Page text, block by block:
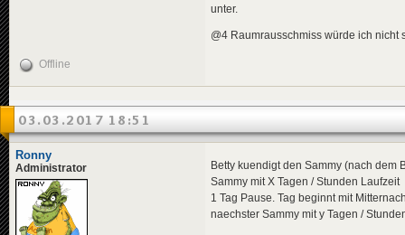
unter.
@4 Raumrausschmiss würde ich
Offline
03.03.2017 18:51
Ronny
Administrator
Betty kuendigt den Sammy (nach dem
Sammy mit X Tagen / Stunden Laufzeit
1 Tag Pause. Tag beginnt mit
naechster Sammy mit y Tagen /